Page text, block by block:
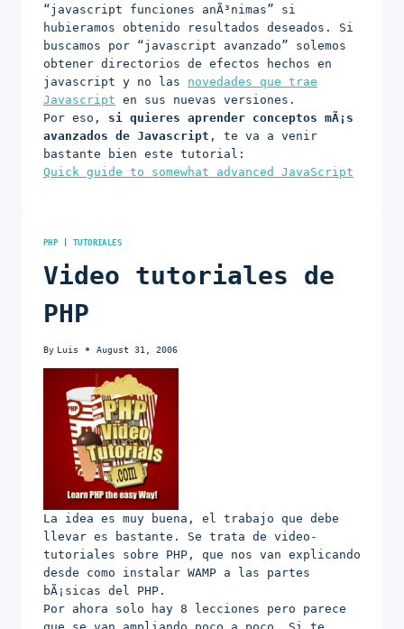
“javascript funciones anÃ³nimas” si
hubieramos obtenido resultados deseados. Si
buscamos por “javascript avanzado” solemos
obtener directorios de efectos hechos en
javascript y no las novedades que trae
Javascript en sus nuevas versiones.
Por eso, si quieres aprender conceptos mÃ¡s
avanzados de Javascript , te va a venir
bastante bien este tutorial:
Quick guide to somewhat advanced JavaScript
PHP TUTORIALES
Video tutoriales de
PHP
By Luis August 31, 2006
La idea es muy buena, el trabajo que debe
llevar es bastante. Se trata de video-
tutoriales sobre PHP, que nos van explicando
desde como instalar WAMP a las partes
bÃ¡sicas del PHP.
Por ahora solo hay 8 lecciones pero parece